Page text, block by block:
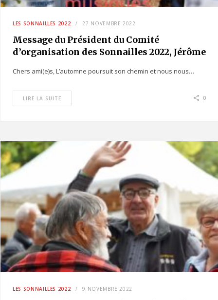
LES SONNAILLES 2022 27 NOVEMBRE 2022
Message du Président du Comité
d’organisation des Sonnailles 2022, Jérôme
Chers ami(e)s, L’automne poursuit son chemin et nous nous…
LIRE LA SUITE 0
LES SONNAILLES 2022 9 NOVEMBRE 2022